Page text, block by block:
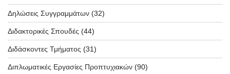
Δηλώσεις Συγγραμμάτων (32)
Διδακτορικές Σπουδές (44)
Διδάσκοντες Τμήματος (31)
Διπλωματικές Εργασίες Προπτυχιακών (90)